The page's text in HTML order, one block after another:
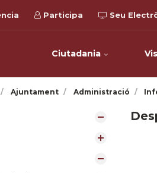
Participa Seu
Ciutadania
Ajuntament Administració